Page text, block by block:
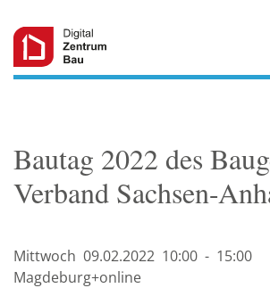
Bautag 2022 des
Verband Sachsen-
Mittwoch 09.02.2022 10:00 - 15:00
Magdeburg+online